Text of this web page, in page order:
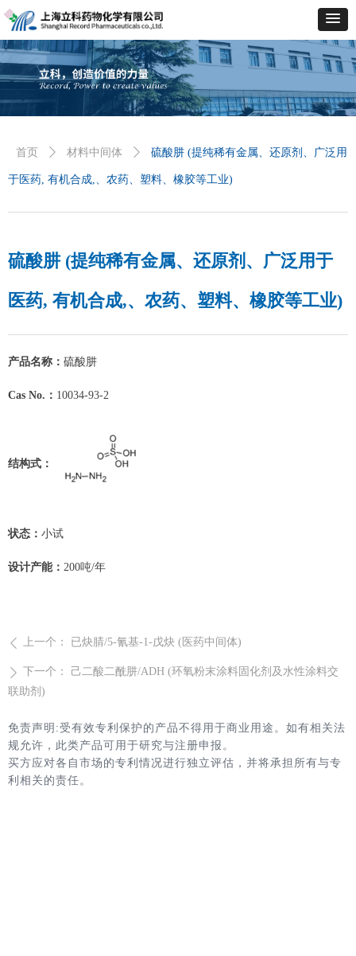
首页 ꄲ 材料中间体 ꄲ 硫酸肼 (提纯稀有金属、还原剂、广泛用
于医药, 有机合成,、农药、塑料、橡胶等工业)
硫酸肼 (提纯稀有金属、还原剂、广泛用于
医药, 有机合成,、农药、塑料、橡胶等工业)
ꄴ 上一个： 已炔腈/5-氰基-1-戊炔 (医药中间体)
ꄲ 下一个：
己二酸二酰肼/ADH (环氧粉末涂料固化剂及水性涂料交
联助剂)
产品名称： 硫酸肼
Cas No.： 10034-93-2
结构式：
状态： 小试
设计产能： 200吨/年
免责声明:受有效专利保护的产品不得用于商业用途。如有相关法
规允许，此类产品可用于研究与注册申报。
买方应对各自市场的专利情况进行独立评估，并将承担所有与专
利相关的责任。